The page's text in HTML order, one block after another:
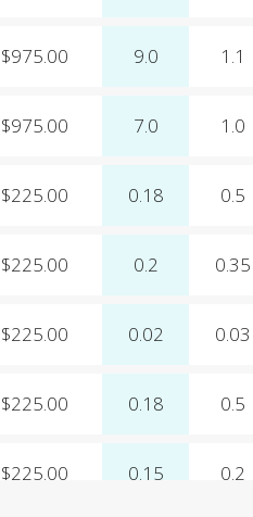
$975.00 9.0 1.1
$975.00 7.0 1.0
$225.00 0.18 0.5
$225.00 0.2 0.35
$225.00 0.02 0.03
$225.00 0.18 0.5
$225.00 0.15 0.2